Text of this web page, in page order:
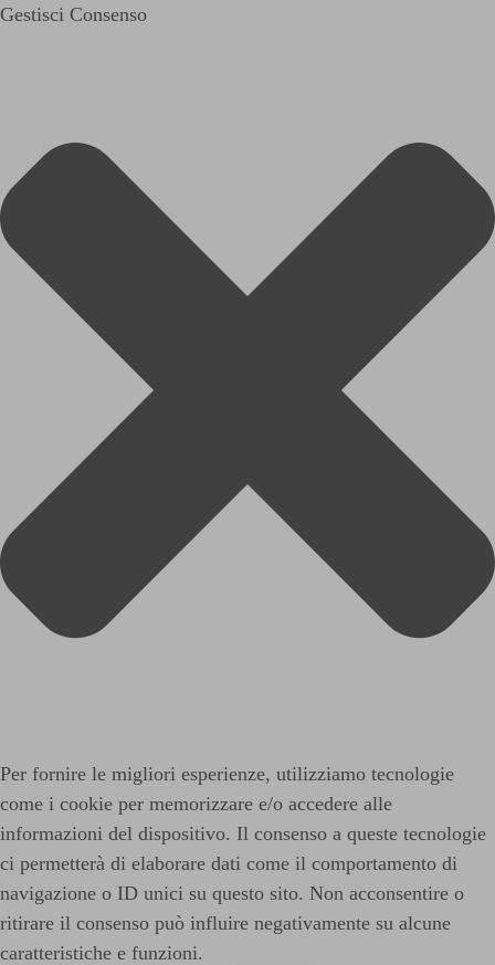
Gestisci Consenso
Per fornire le migliori esperienze, utilizziamo tecnologie
come i cookie per memorizzare e/o accedere alle
informazioni del dispositivo. Il consenso a queste tecnologie
ci permetterà di elaborare dati come il comportamento di
navigazione o ID unici su questo sito. Non acconsentire o
ritirare il consenso può influire negativamente su alcune
caratteristiche e funzioni.